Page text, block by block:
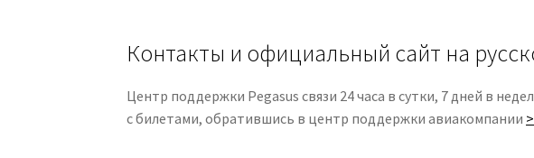
Контакты и официальный сайт на
Центр поддержки Pegasus связи 24 часа в сутки, 7 дней в
с билетами, обратившись в центр поддержки авиакомпании